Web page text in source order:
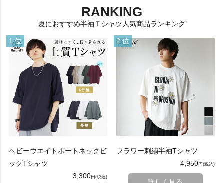
RANKING
夏におすすめ半袖Ｔシャツ人気商品ランキング
ヘビーウエイトボートネックビ
ッグTシャツ
3,300
フラワー刺繍半袖Tシャツ
4,950